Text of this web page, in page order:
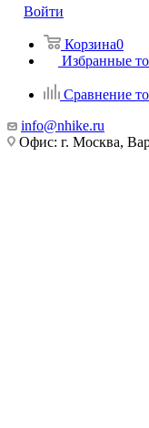
Войти
Корзина0
Избранные
Сравнение
info@nhike.ru
Офис: г. Москва,